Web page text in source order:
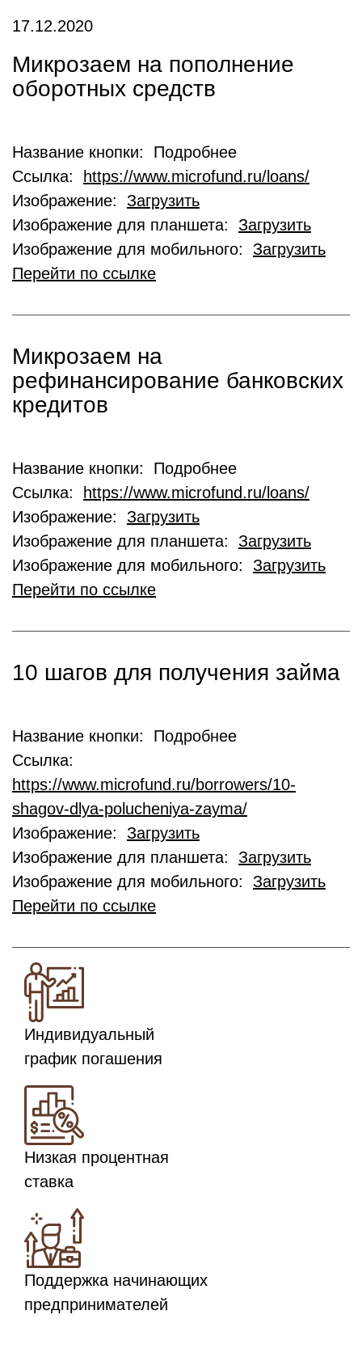
17.12.2020
Микрозаем на пополнение
оборотных средств
Название кнопки: Подробнее
Ссылка:
https://www.microfund.ru/loans/
Изображение: Загрузить
Изображение для планшета: Загрузить
Изображение для мобильного: Загрузить
Перейти по ссылке
Микрозаем на
рефинансирование банковских
кредитов
Название кнопки: Подробнее
Ссылка:
https://www.microfund.ru/loans/
Изображение: Загрузить
Изображение для планшета: Загрузить
Изображение для мобильного: Загрузить
Перейти по ссылке
10 шагов для получения займа
Название кнопки: Подробнее
Ссылка:
https://www.microfund.ru/borrowers/10-
shagov-dlya-polucheniya-zayma/
Изображение: Загрузить
Изображение для планшета: Загрузить
Изображение для мобильного: Загрузить
Перейти по ссылке
Индивидуальный
график погашения
Низкая процентная
ставка
Поддержка начинающих
предпринимателей